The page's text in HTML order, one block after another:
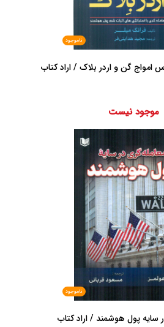
ناموجود
امواج گن و اردر بلاک / اراد کتاب
موجود نیست
ناموجود
سایه پول هوشمند / اراد کتاب